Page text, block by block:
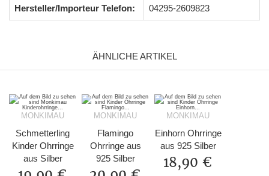
Hersteller/Importeur Telefon: 04295-2609823
ÄHNLICHE ARTIKEL
MONKIMAU
Schmetterling
Kinder Ohrringe
aus Silber
MONKIMAU
Flamingo
Ohrringe aus
925 Silber
MONKIMAU
Einhorn Ohrringe
aus 925 Silber
18,90 €